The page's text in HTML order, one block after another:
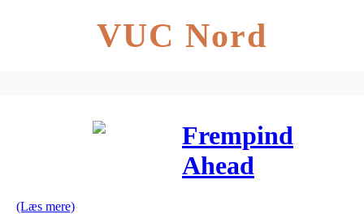
VUC Nord
Frempind
Ahead
(Læs mere)